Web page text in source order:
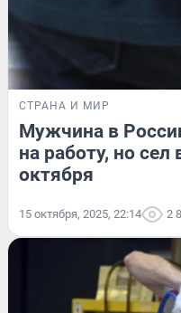
СТРАНА И МИР
Мужчина в
на работу, но
октября
15 октября, 2025, 22:14 2